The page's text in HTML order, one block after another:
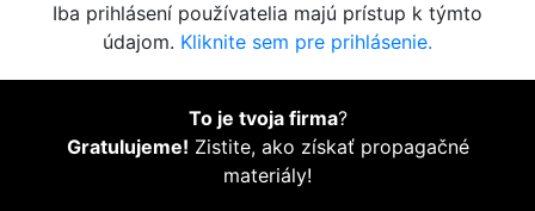
Iba prihlásení používatelia majú prístup k týmto
údajom. Kliknite sem pre prihlásenie.
To je tvoja firma?
Gratulujeme! Zistite, ako získať propagačné
materiály!